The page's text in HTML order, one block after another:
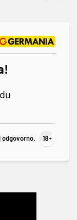
odgovorno.